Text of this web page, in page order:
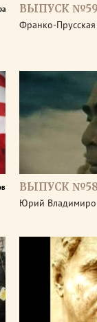
ВЫПУСК
Франко-
ВЫПУСК
Юрий